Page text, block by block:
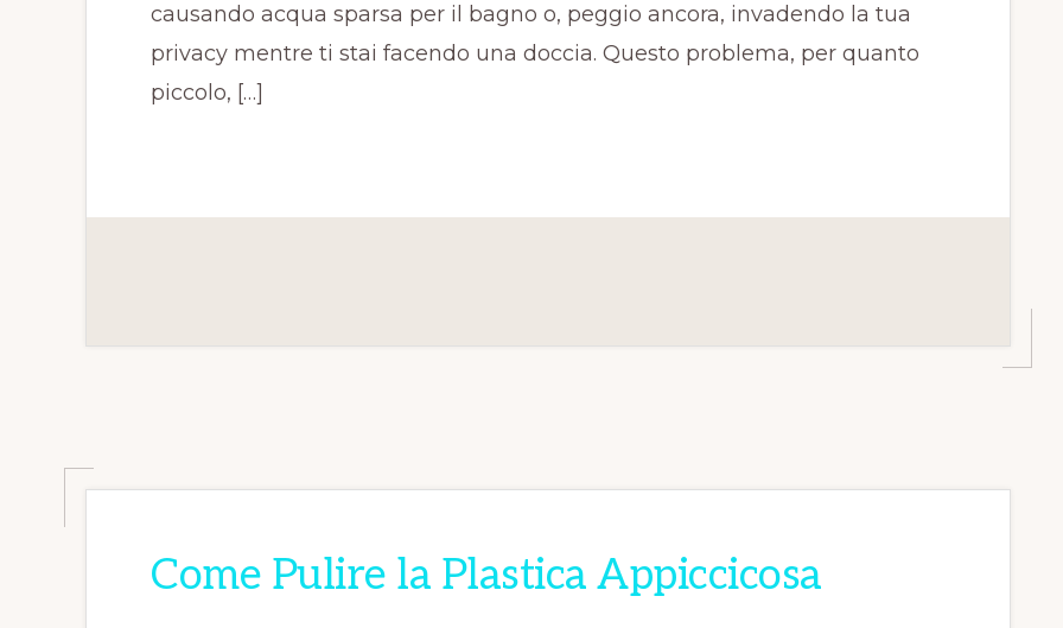
causando acqua sparsa per il bagno o, peggio ancora, invadendo la tua
privacy mentre ti stai facendo una doccia. Questo problema, per quanto
piccolo, […]
Come Pulire la Plastica Appiccicosa